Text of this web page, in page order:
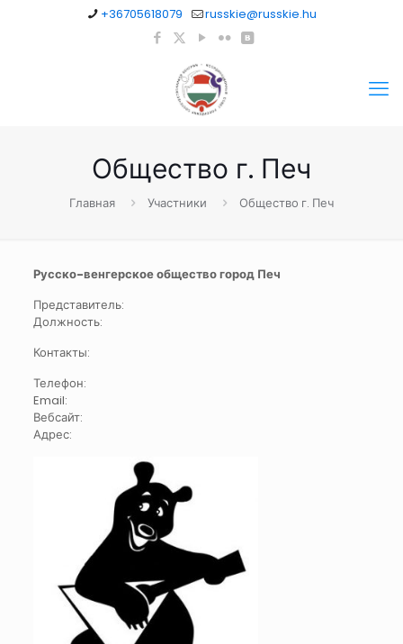
+36705618079 russkie@russkie.hu
Общество г. Печ
Главная Участники Общество г. Печ
Русско-венгерское общество город Печ
Представитель:
Должность:
Контакты:
Телефон:
Email:
Вебсайт:
Адрес: